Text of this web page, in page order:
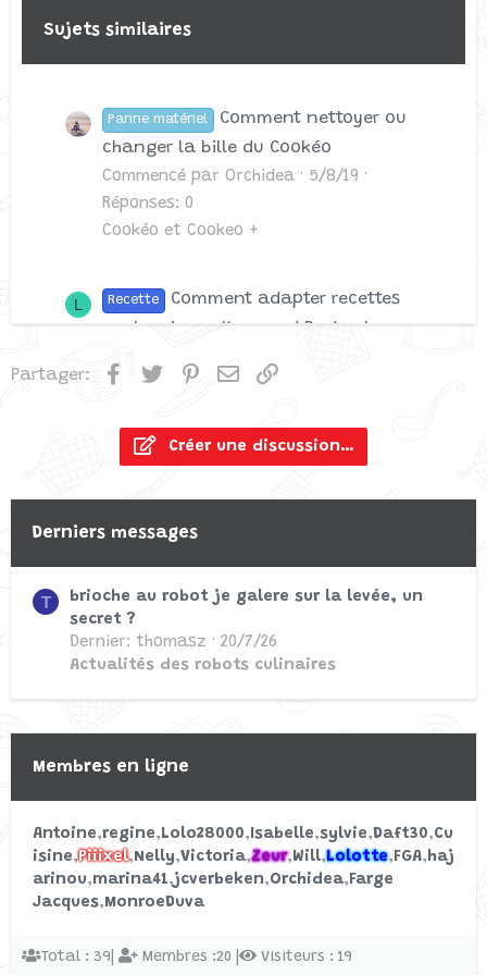
Verdana
Sujets similaires
Panne matériel
Comment nettoyer ou
changer la bille du Cookéo
Commencé par Orchidea
5/8/19
Réponses: 0
Cookéo et Cookeo +
L Recette
Comment adapter recettes
cookomix sur Kenwood Radu plus
Réponses: 1
Commencé par Piiixel
Réponses: 0
Actualités des robots culinaires
R Général
comment regler la vitesse
Monsieur Cuisine Connect
Comment choisir un tablier de
serveur pour la restauration ?
Commencé par Piiixel
Actualités des robots culinaires
Partager: FacebookTwitterPinterest
Email
Créer une discussion…
Derniers messages
T
brioche au robot je galere sur la levée, un
secret ?
Dernier: thomasz
20/7/26
Actualités des robots culinaires
Membres en ligne
Antoine regine Lolo28000 Isabelle sylvie Daft30 Cu
isine Piiixel Nelly Victoria Zeur Will Lolotte FGA haj
arinou marina41 jcverbeken Orchidea Farge
Jacques MonroeDuva
Total : 39| Membres :20 | Visiteurs : 19